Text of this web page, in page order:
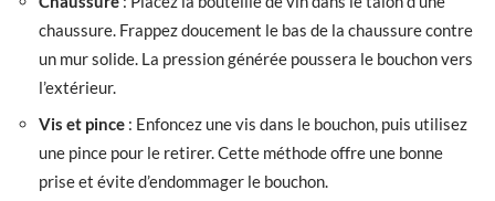
chaussure. Frappez doucement le bas de la chaussure contre
un mur solide. La pression générée poussera le bouchon vers
l’extérieur.
Vis et pince : Enfoncez une vis dans le bouchon, puis utilisez
une pince pour le retirer. Cette méthode offre une bonne
prise et évite d’endommager le bouchon.